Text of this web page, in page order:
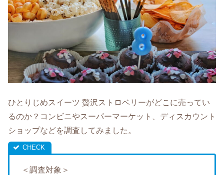
ひとりじめスイーツ 贅沢ストロベリーがどこに売ってい
るのか？コンビニやスーパーマーケット、ディスカウント
ショップなどを調査してみました。
＜調査対象＞